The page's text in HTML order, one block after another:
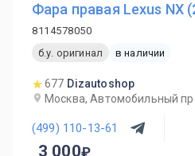
Фара правая Lexus NX
8114578050
б.у. оригинал
в наличии
677 Dizautoshop
Москва, Автомобильный
(499) 110-13-61
3 000